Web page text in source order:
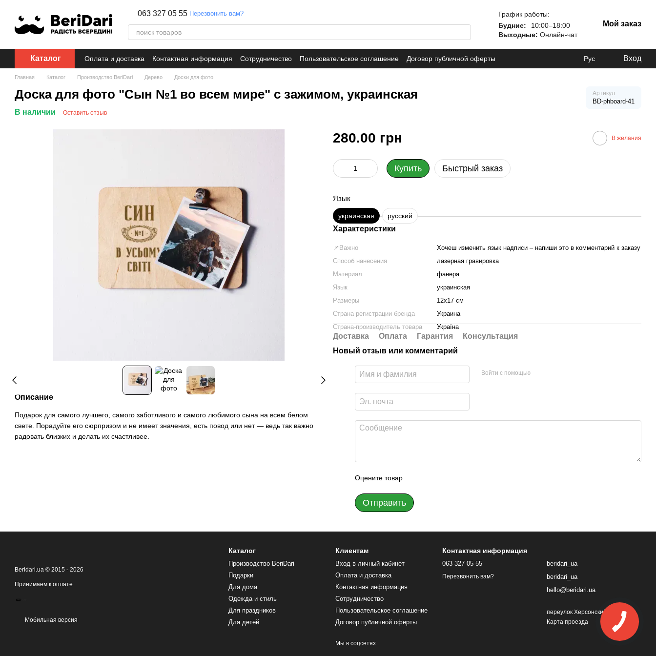
063 327 05 55 Перезвонить вам?
График работы:
Будние:
10:00–18:00
Выходные: Онлайн-чат
Мой заказ
Каталог Оплата и доставка Контактная информация Сотрудничество Пользовательское соглашение Договор публичной оферты Рус Вход
Главная Каталог Производство BeriDari Дерево Доски для фото
Доска для фото "Сын №1 во всем мире" с зажимом, украинская Артикул
BD-phboard-41
В наличии Оставить отзыв
Описание
Подарок для самого лучшего, самого заботливого и самого любимого сына на всем белом
свете. Порадуйте его сюрпризом и не имеет значения, есть повод или нет — ведь так важно
радовать близких и делать их счастливее.
280.00 грн В желания
Купить Быстрый заказ
Язык
украинская русский
Характеристики
📌Важно
Хочеш изменить язык надписи – напиши это в комментарий к заказу
Способ нанесения
лазерная гравировка
Материал
фанера
Язык
украинская
Размеры
12х17 см
Страна регистрации бренда
Украина
Страна-производитель товара
Україна
Доставка Оплата Гарантия
Консультация
Новый отзыв или комментарий
Войти с помощью
Оцените товар
Отправить
Beridari.ua © 2015 - 2026
Принимаем к оплате
Мобильная версия
Каталог
Производство BeriDari
Подарки
Для дома
Одежда и стиль
Для праздников
Для детей
Клиентам
Вход в личный кабинет
Оплата и доставка
Контактная информация
Сотрудничество
Пользовательское соглашение
Договор публичной оферты
Мы в соцсетях
Контактная информация
063 327 05 55
Перезвонить вам?
beridari_ua
beridari_ua
hello@beridari.ua
переулок Херсонский, 1
Карта проезда